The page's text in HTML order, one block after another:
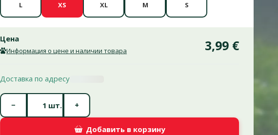
L XS XL M S
Цена
Информация о цене и наличии товара 3,99 €
Доставка по адресу
шт.
− +
Добавить в корзину